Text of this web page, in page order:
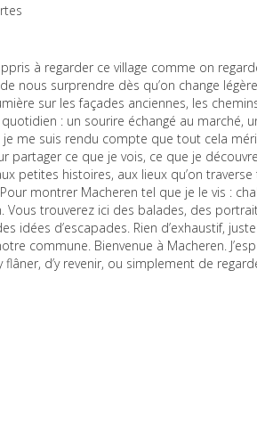
à regarder ce village comme on
nous surprendre dès qu’on change
sur les façades anciennes, les
: un sourire échangé au marché,
je me suis rendu compte que tout cela
partager ce que je vois, ce que je
petites histoires, aux lieux qu’on
montrer Macheren tel que je le vis :
Vous trouverez ici des balades, des
idées d’escapades. Rien d’exhaustif,
commune. Bienvenue à Macheren.
flâner, d’y revenir, ou simplement de